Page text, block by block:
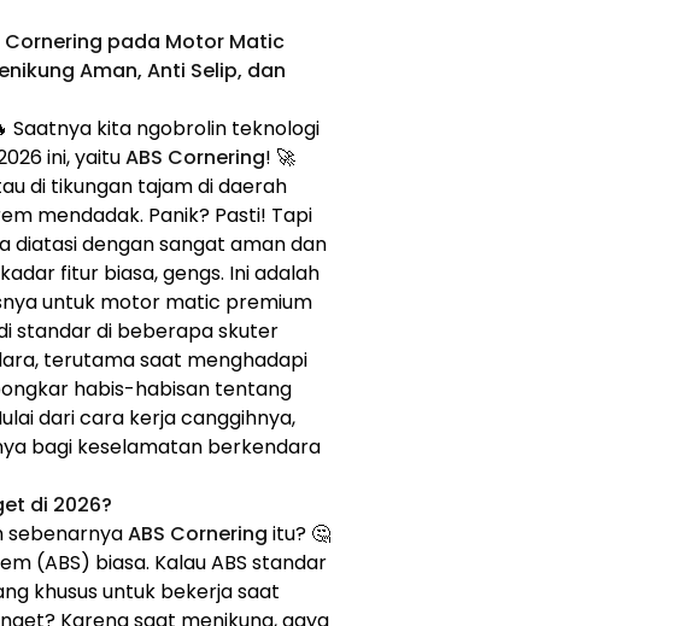
Cornering pada Motor Matic
Aman, Anti Selip, dan
Saatnya kita ngobrolin teknologi
ini, yaituABS Cornering! 🚀
di tikungan tajam di daerah
mendadak. Panik? Pasti! Tapi
diatasi dengan sangat aman dan
fitur biasa, gengs. Ini adalah
untuk motor matic premium
standar di beberapa skuter
terutama saat menghadapi
habis-habisan tentang
dari cara kerja canggihnya,
bagi keselamatan berkendara
di 2026?
sebenarnyaABS Cornering itu? 🤔
(ABS) biasa. Kalau ABS standar
khusus untuk bekerja saat